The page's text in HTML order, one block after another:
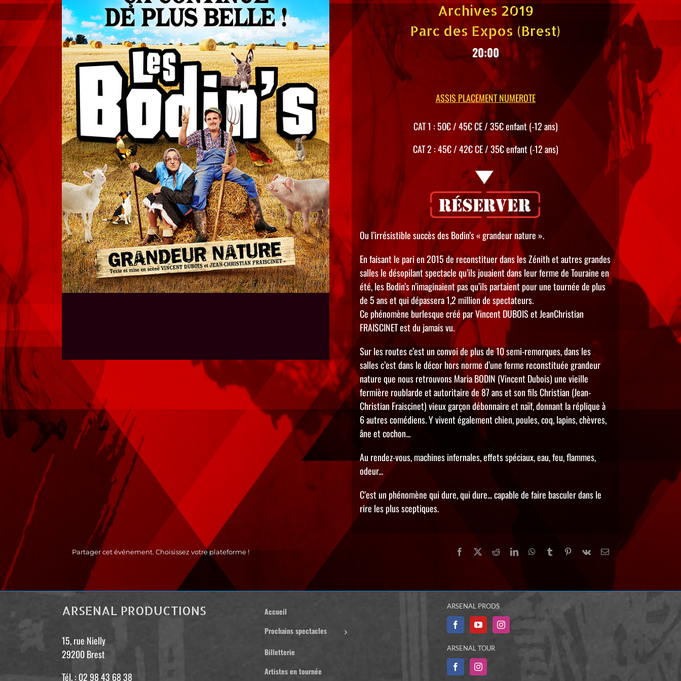
Archives 2019
Parc des Expos (Brest)
20:00
ASSIS PLACEMENT NUMEROTE
CAT 1 : 50€ / 45€ CE / 35€ enfant (-12 ans)
CAT 2 : 45€ / 42€ CE / 35€ enfant (-12 ans)
Ou l’irrésistible succès des Bodin’s « grandeur nature ».
En faisant le pari en 2015 de reconstituer dans les Zénith et autres grandes
salles le désopilant spectacle qu’ils jouaient dans leur ferme de Touraine en
été, les Bodin’s n’imaginaient pas qu’ils partaient pour une tournée de plus
de 5 ans et qui dépassera 1,2 million de spectateurs.
Ce phénomène burlesque créé par Vincent DUBOIS et JeanChristian
FRAISCINET est du jamais vu.
Sur les routes c’est un convoi de plus de 10 semi-remorques, dans les
salles c’est dans le décor hors norme d’une ferme reconstituée grandeur
nature que nous retrouvons Maria BODIN (Vincent Dubois) une vieille
fermière roublarde et autoritaire de 87 ans et son fils Christian (Jean-
Christian Fraiscinet) vieux garçon débonnaire et naïf, donnant la réplique à
6 autres comédiens. Y vivent également chien, poules, coq, lapins, chèvres,
âne et cochon...
Au rendez-vous, machines infernales, effets spéciaux, eau, feu, flammes,
odeur...
C’est un phénomène qui dure, qui dure... capable de faire basculer dans le
rire les plus sceptiques.
Partager cet événement. Choisissez votre plateforme ! Facebook
X RedditLinkedInWhatsApp
Tumblr Pinterest
Vk Email
ARSENAL PRODUCTIONS
15, rue Nielly
29200 Brest
Tél. : 02 98 43 68 38
Accueil
Prochains spectacles
Billetterie
Artistes en tournée
ARSENAL PRODS
ARSENAL TOUR